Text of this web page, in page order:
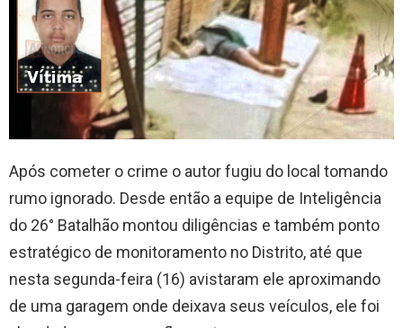
Após cometer o crime o autor fugiu do local tomando
rumo ignorado. Desde então a equipe de Inteligência
do 26° Batalhão montou diligências e também ponto
estratégico de monitoramento no Distrito, até que
nesta segunda-feira (16) avistaram ele aproximando
de uma garagem onde deixava seus veículos, ele foi